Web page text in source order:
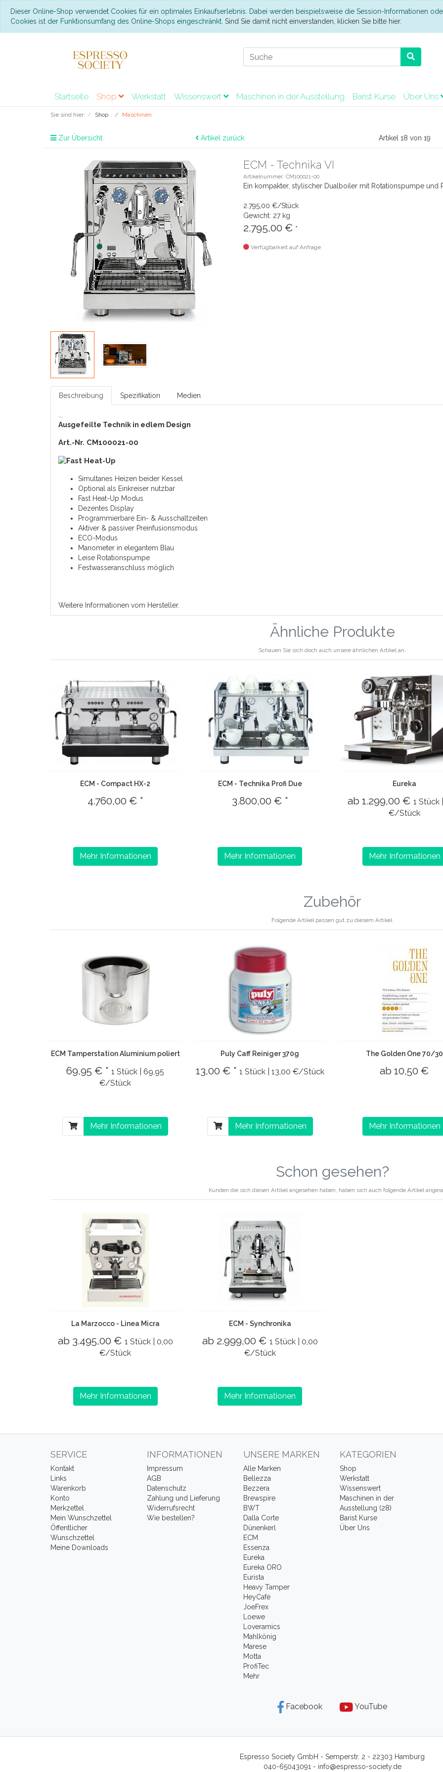
Dieser Online-Shop verwendet Cookies für ein optimales Einkaufserlebnis. Dabei werden beispielsweise die Session-Informationen
Cookies ist der Funktionsumfang des Online-Shops eingeschränkt. Sind Sie damit nicht einverstanden, klicken Sie bitte hier.
Startseite Shop Werkstatt Wissenswert Maschinen in der Ausstellung Barist Kurse Über Uns
Sie sind hier: Shop Maschinen
Zur Übersicht Artikel zurück Artikel 18 von 19
ECM - Technika VI
Artikelnummer: CM100021-00
Ein kompakter, stylischer Dualboiler mit Rotationspumpe und
2.795,00 €/Stück
Gewicht: 27 kg
2.795,00 € *
Verfügbarkeit auf Anfrage
Beschreibung Spezifikation Medien
Ausgefeilte Technik in edlem Design
Art.-Nr. CM100021-00
Simultanes Heizen beider Kessel
Optional als Einkreiser nutzbar
Fast Heat-Up Modus
Dezentes Display
Programmierbare Ein- & Ausschaltzeiten
Aktiver & passiver Preinfusionsmodus
ECO-Modus
Manometer in elegantem Blau
Leise Rotationspumpe
Festwasseranschluss möglich
Weitere Informationen vom Hersteller.
Ähnliche Produkte
Schauen Sie sich doch auch unsere ähnlichen Artikel an.
ECM - Compact HX-2
4.760,00 € *
Mehr Informationen
ECM - Technika Profi Due
3.800,00 € *
Mehr Informationen
Eureka
ab 1.299,00 € 1 Stück
€/Stück
Mehr Informationen
Zubehör
Folgende Artikel passen gut zu diesem Artikel.
ECM Tamperstation Aluminium poliert
69,95 € *1 Stück | 69,95
€/Stück
Mehr Informationen
Puly Caff Reiniger 370g
13,00 € * 1 Stück | 13,00 €/Stück
Mehr Informationen
The Golden One 70/30
ab 10,50 €
Mehr Informationen
Schon gesehen?
Kunden die sich diesen Artikel angesehen haben, haben sich auch folgende Artikel
La Marzocco - Linea Micra
ab 3.495,00 € 1 Stück | 0,00
€/Stück
Mehr Informationen
ECM - Synchronika
ab 2.999,00 € 1 Stück | 0,00
€/Stück
Mehr Informationen
SERVICE
Kontakt
Links
Warenkorb
Konto
Merkzettel
Mein Wunschzettel
Öffentlicher
Wunschzettel
Meine Downloads
INFORMATIONEN
Impressum
AGB
Datenschutz
Zahlung und Lieferung
Widerrufsrecht
Wie bestellen?
UNSERE MARKEN
Alle Marken
Bellezza
Bezzera
Brewspire
BWT
Dalla Corte
Dünenkerl
ECM
Essenza
Eureka
Eureka ORO
Eurista
Heavy Tamper
HeyCafé
JoeFrex
Loewe
Loveramics
Mahlkönig
Marese
Motta
ProfiTec
Mehr
KATEGORIEN
Shop
Werkstatt
Wissenswert
Maschinen in der
Ausstellung (28)
Barist Kurse
Über Uns
Facebook YouTube
Espresso Society GmbH - Semperstr. 2 - 22303 Hamburg
040-65043091- info@espresso-society.de